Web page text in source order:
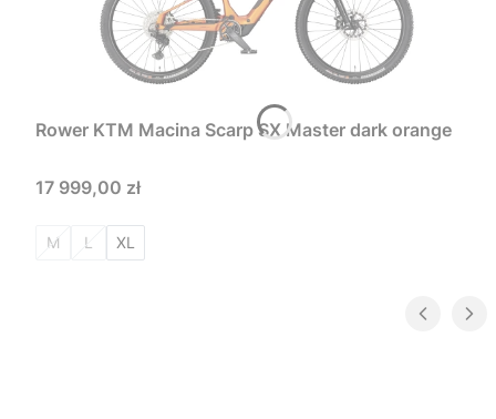
Rower KTM Macina Scarp SX Master dark orange
Cena
17 999,00 zł
M L XL